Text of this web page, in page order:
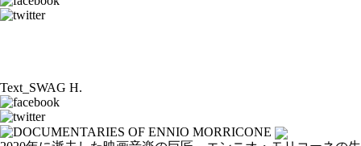
Text_SWAG H.